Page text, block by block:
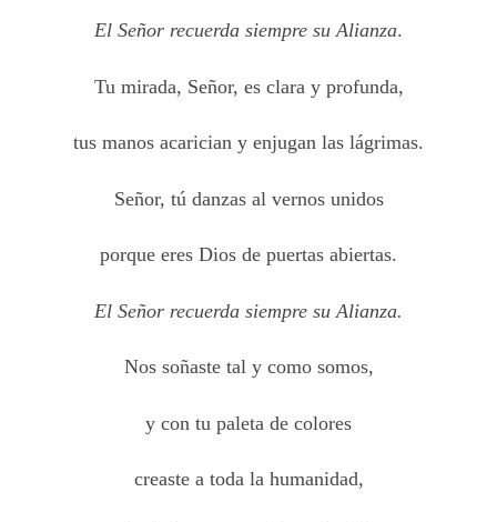
El Señor recuerda siempre su Alianza.
Tu mirada, Señor, es clara y profunda,
tus manos acarician y enjugan las lágrimas.
Señor, tú danzas al vernos unidos
porque eres Dios de puertas abiertas.
El Señor recuerda siempre su Alianza.
Nos soñaste tal y como somos,
y con tu paleta de colores
creaste a toda la humanidad,